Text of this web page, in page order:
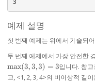
예제 설명
첫 번째 예제는 위에서 기술되
두 번째 예제에서 가장 안전한
max(3,3,3) = 3입니다. 참
고, <1, 2, 3, 4>의 비이상적 길